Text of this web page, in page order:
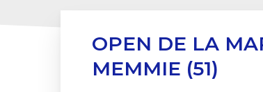
OPEN DE LA
MEMMIE (51)